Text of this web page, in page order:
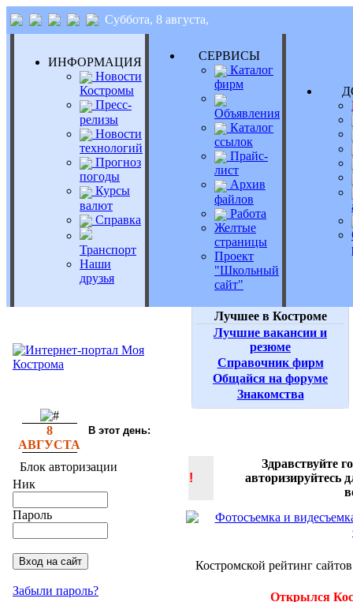
Суббота, 8 августа,
ИНФОРМАЦИЯ
Новости
Костромы
Пресс-
релизы
Новости
технологий
Прогноз
погоды
Курсы
валют
Справка
Транспорт
Наши
друзья
СЕРВИСЫ
Каталог
фирм
Объявления
Каталог
ссылок
Прайс-
лист
Архив
файлов
Работа
Желтые
страницы
Проект
"Школьный
сайт"
Лучшее в Костроме
Лучшие вакансии и
резюме
Справочник фирм
Общайся на форуме
Знакомства
8
АВГУСТА
В этот день:
Блок авторизации
Ник
Пароль
Забыли пароль?
!
Здравствуйте
авторизируйтесь
Костромской рейтинг сайтов
Открылся